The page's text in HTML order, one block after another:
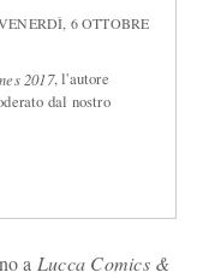
6 OTTOBRE
2017, l'autore
dal nostro
a Lucca Comics &